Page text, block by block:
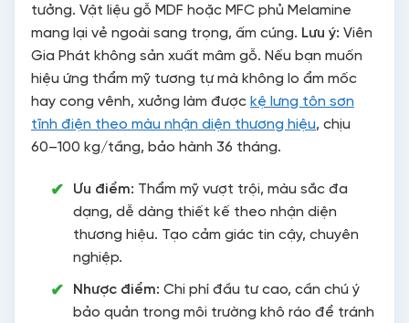
tưởng. Vật liệu gỗ MDF hoặc MFC phủ Melamine
mang lại vẻ ngoài sang trọng, ấm cúng. Lưu ý: Viên
Gia Phát không sản xuất mâm gỗ. Nếu bạn muốn
hiệu ứng thẩm mỹ tương tự mà không lo ẩm mốc
hay cong vênh, xưởng làm được kệ lưng tôn sơn
tĩnh điện theo màu nhận diện thương hiệu, chịu
60–100 kg/tầng, bảo hành 36 tháng.
Ưu điểm: Thẩm mỹ vượt trội, màu sắc đa
dạng, dễ dàng thiết kế theo nhận diện
thương hiệu. Tạo cảm giác tin cậy, chuyên
nghiệp.
Nhược điểm: Chi phí đầu tư cao, cần chú ý
bảo quản trong môi trường khô ráo để tránh